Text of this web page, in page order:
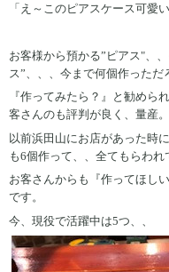
「え～このピアスケース可愛
お客様から預かる”ピアス"、
ス”、、、今まで何個作っただ
『作ってみたら？』と勧めら
客さんのも評判が良く、量産。
以前浜田山にお店があった時
も6個作って、、全てもらわれ
お客さんからも『作ってほし
です。
今、現役で活躍中は5つ、、